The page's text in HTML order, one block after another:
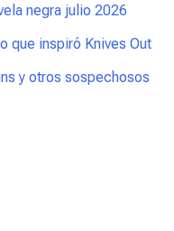
negra julio 2026
que inspiró Knives Out
y otros sospechosos